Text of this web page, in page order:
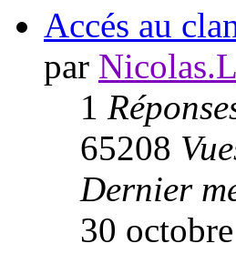
Accés au
par Nicolas.L
1
65208
Dernier
30